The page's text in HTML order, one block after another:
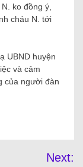
ko đồng ý,
cháu N. tới
UBND huyện
và cảm
của người đàn
Next: